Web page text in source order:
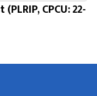
CPCU: 22-